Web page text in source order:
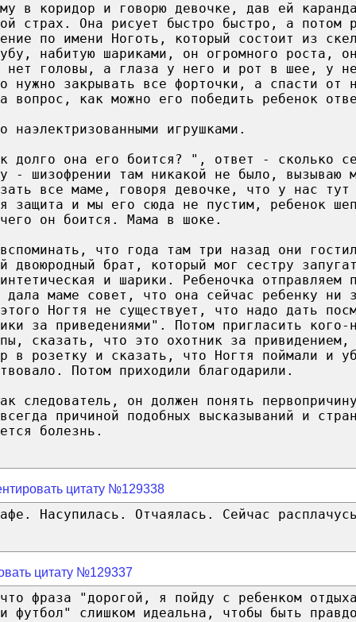
в коридор и говорю девочке, дав ей
страх. Она рисует быстро быстро, а потом
по имени Ноготь, который состоит из
набитую шариками, он огромного роста,
нет головы, а глаза у него и рот в шее, у
нужно закрывать все форточки, а спасти от
вопрос, как можно его победить ребенок
наэлектризованными игрушками.
долго она его боится? ", ответ - сколько
- шизофрении там никакой не было, вызываю
все маме, говоря девочке, что у нас тут
защита и мы его сюда не пустим, ребенок
он боится. Мама в шоке.
что года там три назад они
двоюродный брат, который мог сестру
и шарики. Ребеночка отправляем
дала маме совет, что она сейчас ребенку ни
Ногтя не существует, что надо дать
за приведениями". Потом пригласить кого-
сказать, что это охотник за привидением,
в розетку и сказать, что Ногтя поймали и
Потом приходили благодарили.
следователь, он должен понять
причиной подобных высказываний и
болезнь.
цитату №129338
Насупилась. Отчаялась. Сейчас
цитату №129337
фраза "дорогой, я пойду с ребенком
футбол" слишком идеальна, чтобы быть